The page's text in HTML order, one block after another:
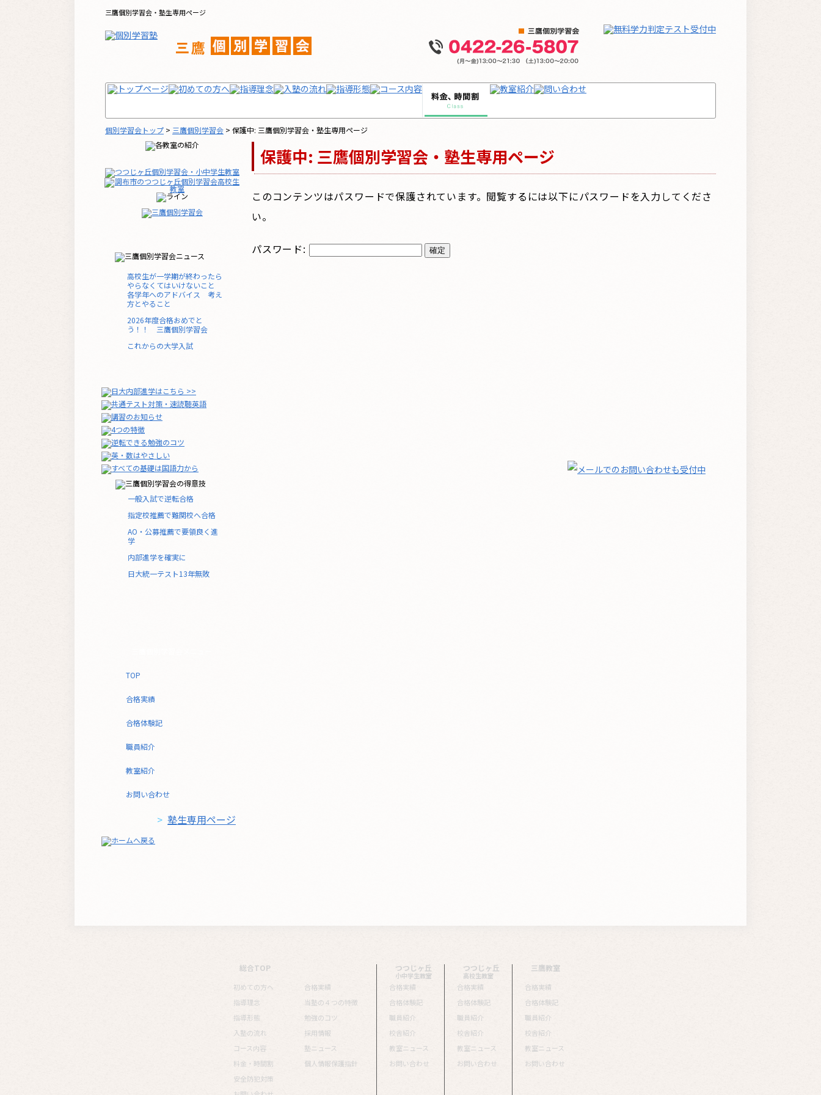
三鷹個別学習会・塾生専用ページ
個別学習会トップ > 三鷹個別学習会 > 保護中: 三鷹個別学習会・塾生専用ページ
保護中: 三鷹個別学習会・塾生専用ページ
このコンテンツはパスワードで保護されています。閲覧するには以下にパスワードを入力してくださ
い。
パスワード:
高校生が一学期が終わったら
やらなくてはいけないこと
各学年へのアドバイス 考え
方とやること
2026年度合格おめでと
う！！ 三鷹個別学習会
これからの大学入試
一般入試で逆転合格
指定校推薦で難関校へ合格
AO・公募推薦で要領良く進
学
内部進学を確実に
日大統一テスト13年無敗
TOP
合格実績
合格体験記
職員紹介
教室紹介
お問い合わせ
> 塾生専用ページ
総合TOP
初めての方へ
指導理念
指導形態
入塾の流れ
コース内容
料金・時間割
安全防犯対策
合格実績
当塾の４つの特徴
勉強のコツ
採用情報
塾ニュース
個人情報保護指針
つつじヶ丘
小中学生教室
合格実績
合格体験記
職員紹介
校舎紹介
教室ニュース
お問い合わせ
つつじヶ丘
高校生教室
合格実績
合格体験記
職員紹介
校舎紹介
教室ニュース
お問い合わせ
三鷹教室
合格実績
合格体験記
職員紹介
校舎紹介
教室ニュース
お問い合わせ